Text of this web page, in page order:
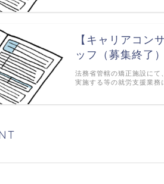
【キャリアコン
ッフ（募集終了）
法務省管轄の矯正施設にて
実施する等の就労支援業